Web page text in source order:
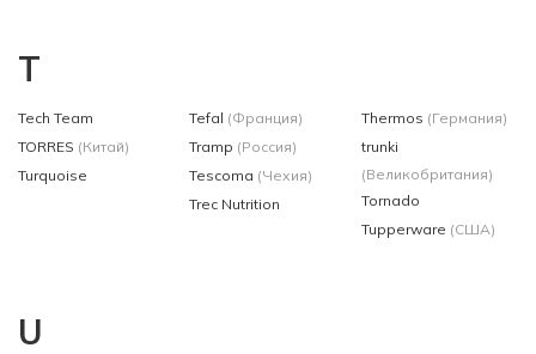
T
Tech Team
TORRES (Китай)
Turquoise
Tefal (Франция)
Tramp (Россия)
Tescoma (Чехия)
Trec Nutrition
Thermos (Германия)
trunki
(Великобритания)
Tornado
Tupperware (США)
U